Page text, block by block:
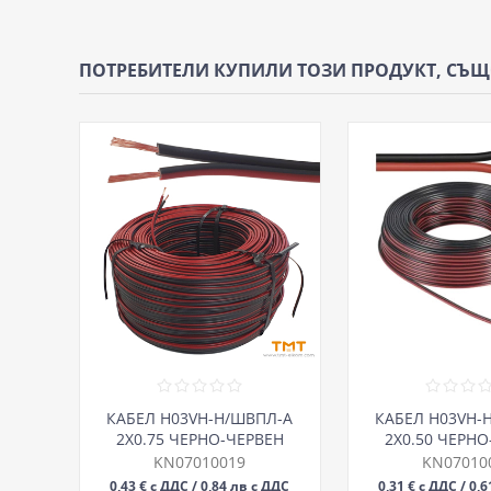
ПОТРЕБИТЕЛИ КУПИЛИ ТОЗИ ПРОДУКТ,
КАБЕЛ H03VH-H/ШВПЛ-А
2Х0.75 ЧЕРНО-ЧЕРВЕН
300/300V
KN07010019
0,43 € с ДДС / 0,84 лв с ДДС
КАБЕЛ
2Х0.50
300/
0,31 € с ДДС /